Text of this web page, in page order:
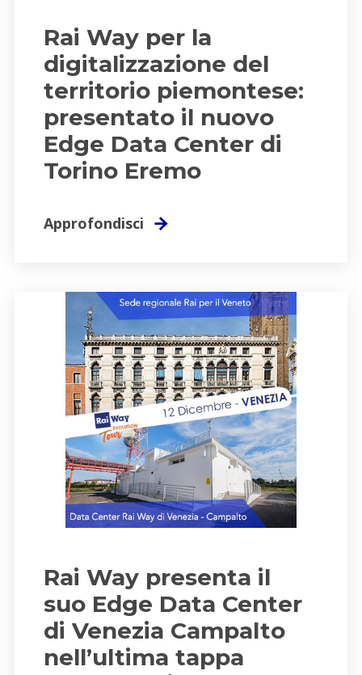
Rai Way per la
digitalizzazione del
territorio piemontese:
presentato il nuovo
Edge Data Center di
Torino Eremo
Approfondisci
Rai Way presenta il
suo Edge Data Center
di Venezia Campalto
nell’ultima tappa